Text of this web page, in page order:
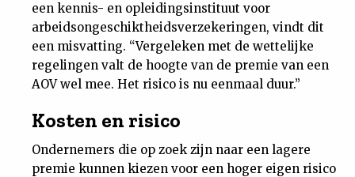
Contact
een kennis- en opleidingsinstituut voor
arbeidsongeschiktheidsverzekeringen, vindt dit
een misvatting. “Vergeleken met de wettelijke
regelingen valt de hoogte van de premie van een
AOV wel mee. Het risico is nu eenmaal duur.”
Kosten en risico
Ondernemers die op zoek zijn naar een lagere
premie kunnen kiezen voor een hoger eigen risico